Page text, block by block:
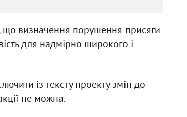
визначення порушення присяги
для надмірно широкого і
із тексту проекту змін до
не можна.